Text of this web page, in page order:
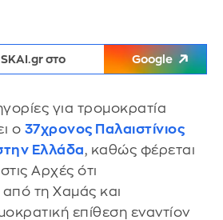
στο Google
για τρομοκρατία
ο 37χρονος Παλαιστίνιος
Ελλάδα, καθώς φέρεται
Αρχές ότι
τη Χαμάς και
επίθεση εναντίον